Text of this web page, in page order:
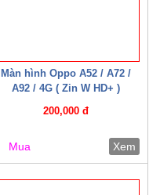
Màn hình Oppo A52 / A72 /
A92 / 4G ( Zin W HD+ )
200,000 đ
Mua Xem